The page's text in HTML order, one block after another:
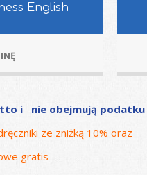
English
i nie obejmują podatku
ze zniżką 10% oraz
gratis